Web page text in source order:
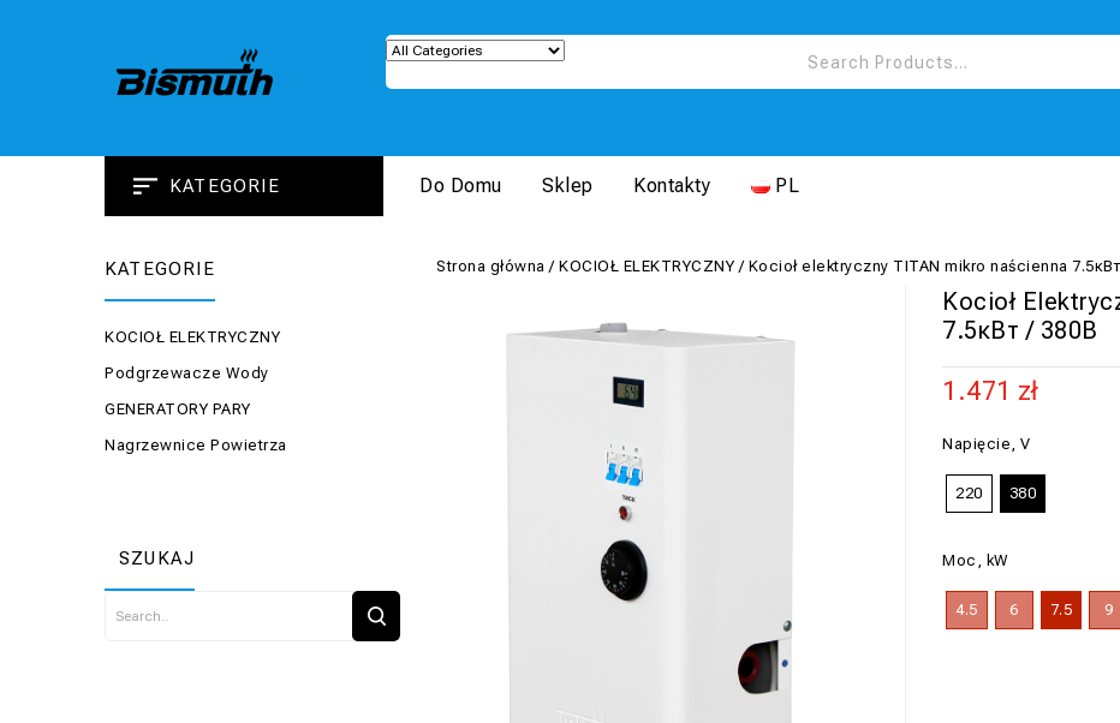
KATEGORIE Do Domu Sklep Kontakty PL
KATEGORIE
KOCIOŁ ELEKTRYCZNY
Podgrzewacze Wody
GENERATORY PARY
Nagrzewnice Powietrza
SZUKAJ
Strona główna / KOCIOŁ ELEKTRYCZNY / Kocioł elektryczny TITAN mikro naścienna
Kocioł
7.5кВт / 380В
1.471 zł
Napięcie, V
220 380
Moc, kW
4.5 6 7.5 9